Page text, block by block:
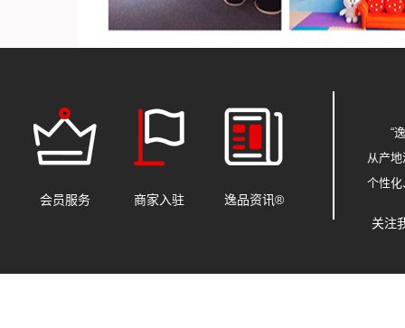
会员服务 商家入驻 逸品资讯®
“
从产
个性化
关注